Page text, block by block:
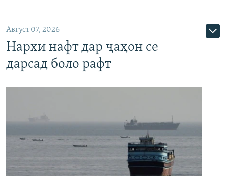
Август 07, 2026
Нархи нафт дар ҷаҳон се
дарсад боло рафт